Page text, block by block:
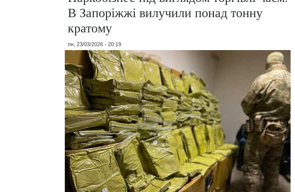
В Запоріжжі вилучили понад тонну
кратому
пн, 23/03/2026 - 20:19